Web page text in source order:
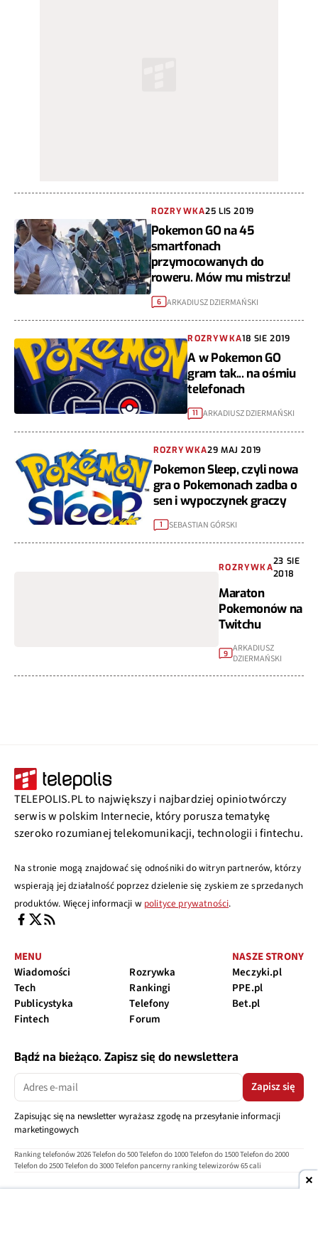
ROZRYWKA25 LIS 2019
Pokemon GO na 45
smartfonach
przymocowanych do
roweru. Mów mu mistrzu!
6 ARKADIUSZ DZIERMAŃSKI
ROZRYWKA18 SIE 2019
A w Pokemon GO
gram tak... na ośmiu
telefonach
11 ARKADIUSZ DZIERMAŃSKI
ROZRYWKA29 MAJ 2019
Pokemon Sleep, czyli nowa
gra o Pokemonach zadba o
sen i wypoczynek graczy
1 SEBASTIAN GÓRSKI
ROZRYWKA
23 SIE
2018
Maraton
Pokemonów na
Twitchu
9 ARKADIUSZ
DZIERMAŃSKI
TELEPOLIS.PL to największy i najbardziej opiniotwórczy
serwis w polskim Internecie, który porusza tematykę
szeroko rozumianej telekomunikacji, technologii i fintechu.
Na stronie mogą znajdować się odnośniki do witryn partnerów, którzy
wspierają jej działalność poprzez dzielenie się zyskiem ze sprzedanych
produktów. Więcej informacji w polityce prywatności.
MENU
Wiadomości
Tech
Publicystyka
Fintech
Rozrywka
Rankingi
Telefony
Forum
NASZE STRONY
Meczyki.pl
PPE.pl
Bet.pl
Bądź na bieżąco. Zapisz się do newslettera
Zapisz się
Zapisując się na newsletter wyrażasz zgodę na przesyłanie informacji
marketingowych
Ranking telefonów 2026Telefon do 500Telefon do 1000Telefon do 1500Telefon do 2000
Telefon do 2500Telefon do 3000Telefon pancerny ranking telewizorów 65 cali